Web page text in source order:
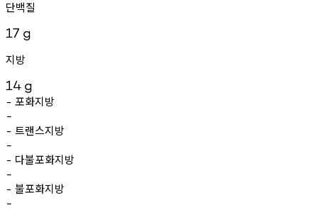
단백질
17 g
지방
14 g
- 포화지방
-
- 트랜스지방
-
- 다불포화지방
-
- 불포화지방
-